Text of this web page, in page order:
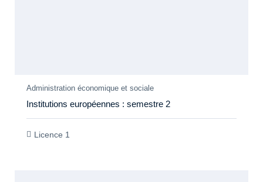
Administration économique et sociale
Institutions européennes : semestre 2
Licence 1